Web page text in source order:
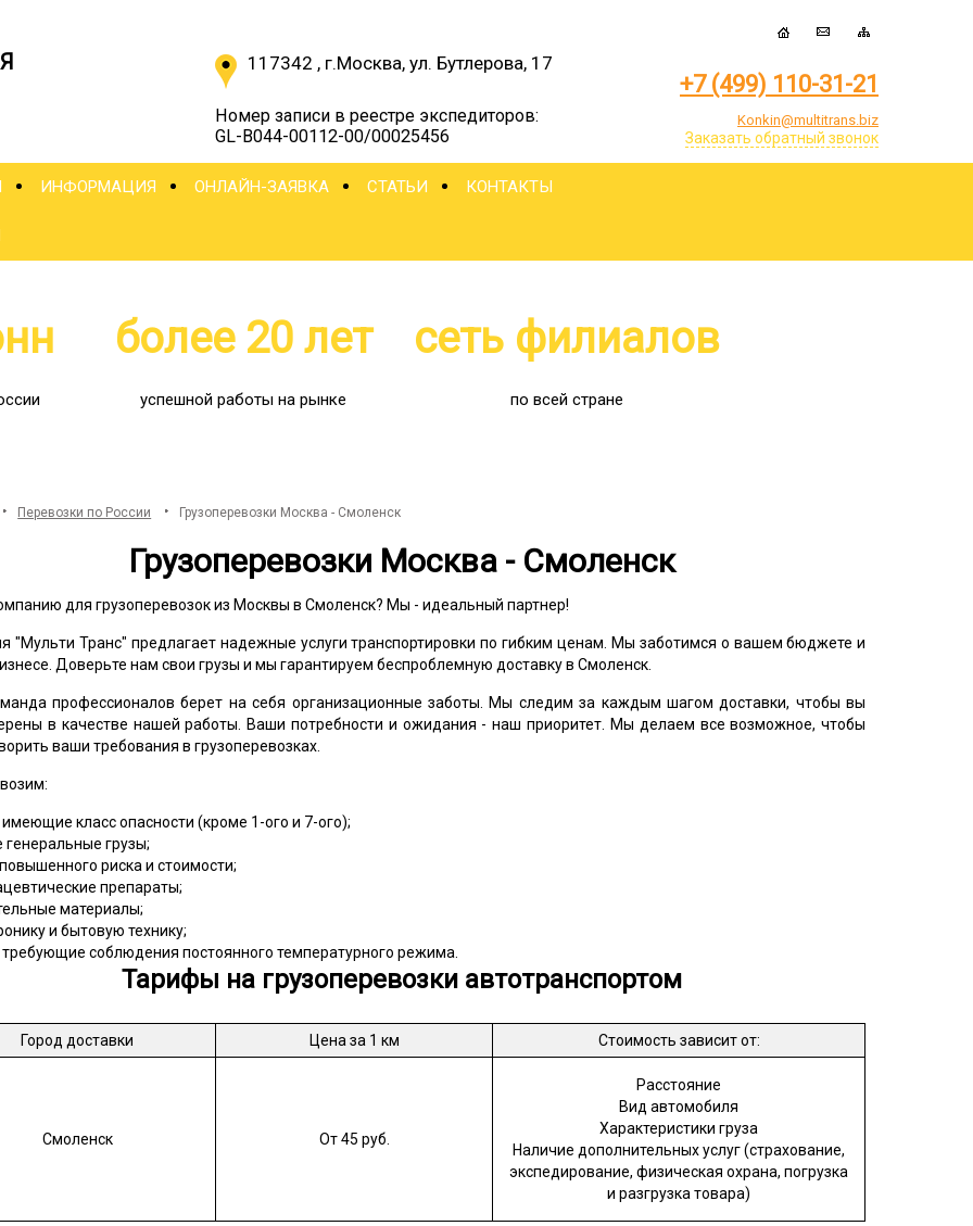
117342 , г.Москва,ул. Бутлерова, 17
Номер записи в реестре экспедиторов:
GL-B044-00112-00/00025456
+7 (499) 110-31-21
Konkin@multitrans.biz
Заказать обратный звонок
ИНФОРМАЦИЯ ОНЛАЙН-ЗАЯВКА СТАТЬИ КОНТАКТЫ
более 20 лет
успешной работы на рынке
сеть филиалов
по всей стране
Перевозки по России Грузоперевозки Москва - Смоленск
Грузоперевозки Москва - Смоленск
для грузоперевозок из Москвы в Смоленск? Мы - идеальный партнер!
"Мульти Транс" предлагает надежные услуги транспортировки по гибким ценам. Мы заботимся о вашем бюджете и
Доверьте нам свои грузы и мы гарантируем беспроблемную доставку в Смоленск.
профессионалов берет на себя организационные заботы. Мы следим за каждым шагом доставки, чтобы вы
в качестве нашей работы. Ваши потребности и ожидания - наш приоритет. Мы делаем все возможное, чтобы
ваши требования в грузоперевозках.
имеющие класс опасности (кроме 1-ого и 7-ого);
грузы;
риска и стоимости;
препараты;
материалы;
и бытовую технику;
требующие соблюдения постоянного температурного режима.
Тарифы на грузоперевозки автотранспортом
Город доставки Цена за 1 км Стоимость зависит от:
Смоленск От 45 руб.
Расстояние
Вид автомобиля
Характеристики груза
Наличие дополнительных услуг (страхование,
экспедирование, физическая охрана, погрузка
и разгрузка товара)